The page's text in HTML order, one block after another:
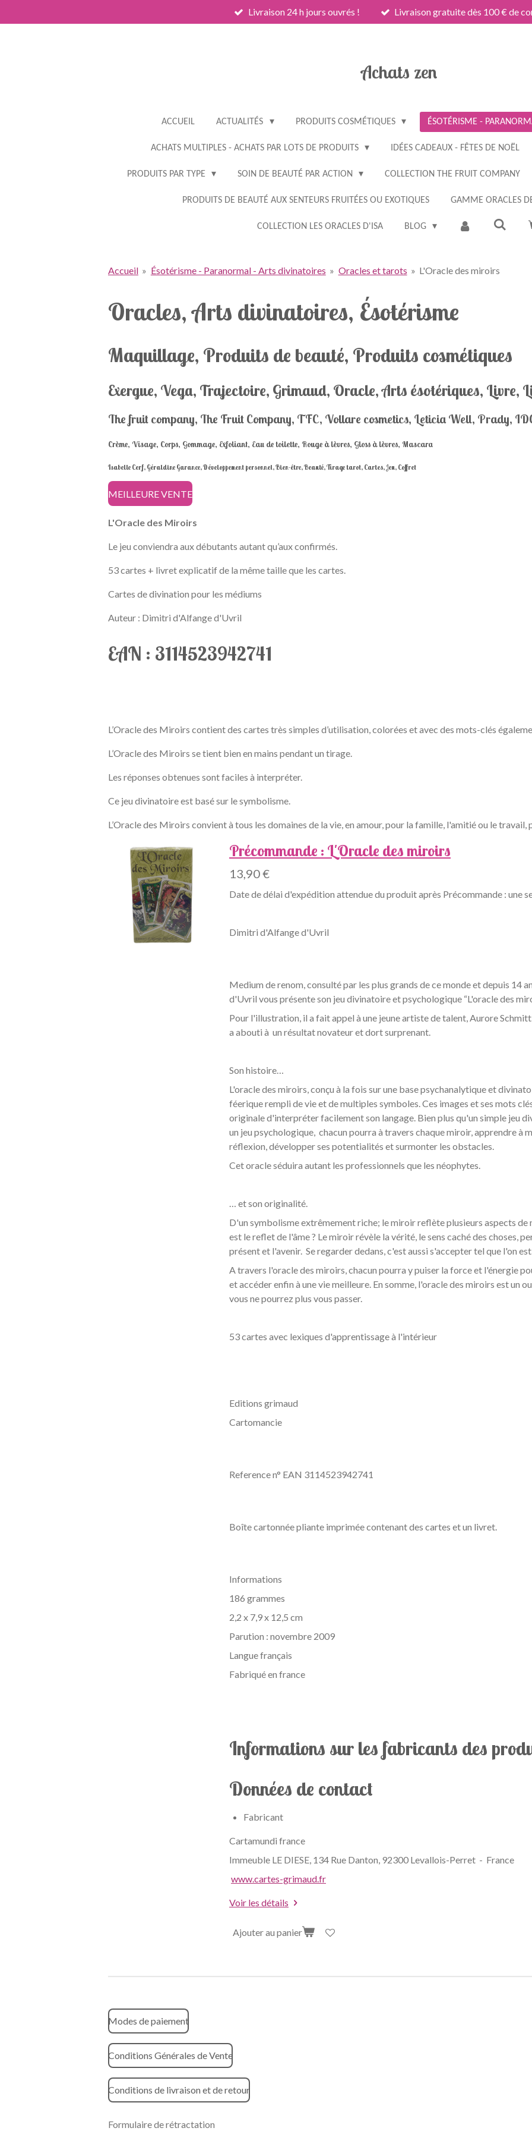
au
Livraison 24 h jours ouvrés ! Livraison gratuite dès 100 € de
Achats zen
ACCUEIL ACTUALITÉS PRODUITS COSMÉTIQUES ÉSOTÉRISME -
ACHATS MULTIPLES - ACHATS PAR LOTS DE PRODUITS IDÉES CADEAUX - FÊTES DE NOËL
PRODUITS PAR TYPE SOIN DE BEAUTÉ PAR ACTION COLLECTION THE FRUIT COMPANY
PRODUITS DE BEAUTÉ AUX SENTEURS FRUITÉES OU EXOTIQUES GAMME ORACLES
COLLECTION LES ORACLES D'ISA BLOG
Accueil » Ésotérisme - Paranormal - Arts divinatoires » Oracles et tarots » L'Oracle des miroirs
Oracles, Arts divinatoires, Ésotérisme
Maquillage, Produits de beauté, Produits cosmétiques
Exergue, Vega, Trajectoire, Grimaud, Oracle, Arts ésotériques, Livre,
The fruit company, The Fruit Company, TFC, Vollare cosmetics, Leticia Well, Prady,
Crème, Visage, Corps, Gommage, Exfoliant, Eau de toilette, Rouge à lèvres, Gloss à lèvres, Mascara
Isabelle Cerf, Géraldine Garance, Développement personnel, Bien-être, Beauté, Tirage tarot, Cartes, Jeu, Coffret
MEILLEURE VENTE
L'Oracle des Miroirs
Le jeu conviendra aux débutants autant qu’aux confirmés.
53 cartes + livret explicatif de la même taille que les cartes.
Cartes de divination pour les médiums
Auteur : Dimitri d'Alfange d'Uvril
EAN : 3114523942741
L’Oracle des Miroirs contient des cartes très simples d’utilisation, colorées et avec des mots-clés
L’Oracle des Miroirs se tient bien en mains pendant un tirage.
Les réponses obtenues sont faciles à interpréter.
Ce jeu divinatoire est basé sur le symbolisme.
L’Oracle des Miroirs convient à tous les domaines de la vie, en amour, pour la famille, l'amitié ou le
Précommande : L'Oracle des miroirs
13,90 €
Date de délai d'expédition attendue du produit après Précommande : une
Dimitri d'Alfange d'Uvril
Medium de renom, consulté par les plus grands de ce monde et depuis 14
d'Uvril vous présente son jeu divinatoire et psychologique “L'oracle des
Pour l'illustration, il a fait appel à une jeune artiste de talent, Aurore
a abouti à un résultat novateur et dort surprenant.
Son histoire…
L'oracle des miroirs, conçu à la fois sur une base psychanalytique et
féerique rempli de vie et de multiples symboles. Ces images et ses mots
originale d'interpréter facilement son langage. Bien plus qu'un simple jeu
un jeu psychologique, chacun pourra à travers chaque miroir, apprendre à
réflexion, développer ses potentialités et surmonter les obstacles.
Cet oracle séduira autant les professionnels que les néophytes.
… et son originalité.
D'un symbolisme extrêmement riche; le miroir reflète plusieurs aspects
est le reflet de l'âme ? Le miroir révèle la vérité, le sens caché des choses,
présent et l'avenir. Se regarder dedans, c'est aussi s'accepter tel que l'on
A travers l'oracle des miroirs, chacun pourra y puiser la force et l'énergie
et accéder enfin à une vie meilleure. En somme, l'oracle des miroirs est un
vous ne pourrez plus vous passer.
53 cartes avec lexiques d'apprentissage à l'intérieur
Editions grimaud
Cartomancie
Reference n° EAN 3114523942741
Boîte cartonnée pliante imprimée contenant des cartes et un livret.
Informations
186 grammes
2,2 x 7,9 x 12,5 cm
Parution : novembre 2009
Langue français
Fabriqué en france
Informations sur les fabricants des
Données de contact
Fabricant
Cartamundi france
Immeuble LE DIESE, 134 Rue Danton, 92300 Levallois-Perret - France
www.cartes-grimaud.fr
Voir les détails
Ajouter au panier
Modes de paiement
Conditions Générales de Vente
Conditions de livraison et de retour
Formulaire de rétractation